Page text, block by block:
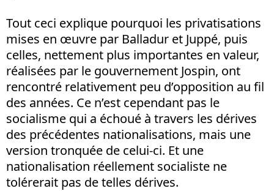
Tout ceci explique pourquoi les privatisations
mises en œuvre par Balladur et Juppé, puis
celles, nettement plus importantes en valeur,
réalisées par le gouvernement Jospin, ont
rencontré relativement peu d’opposition au fil
des années. Ce n’est cependant pas le
socialisme qui a échoué à travers les dérives
des précédentes nationalisations, mais une
version tronquée de celui-ci. Et une
nationalisation réellement socialiste ne
tolérerait pas de telles dérives.